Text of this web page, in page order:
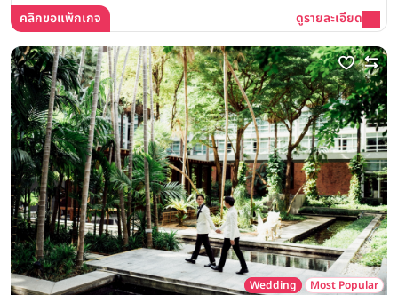
คลิกขอแพ็กเกจ ดูรายละเอียด
Wedding Most Popular